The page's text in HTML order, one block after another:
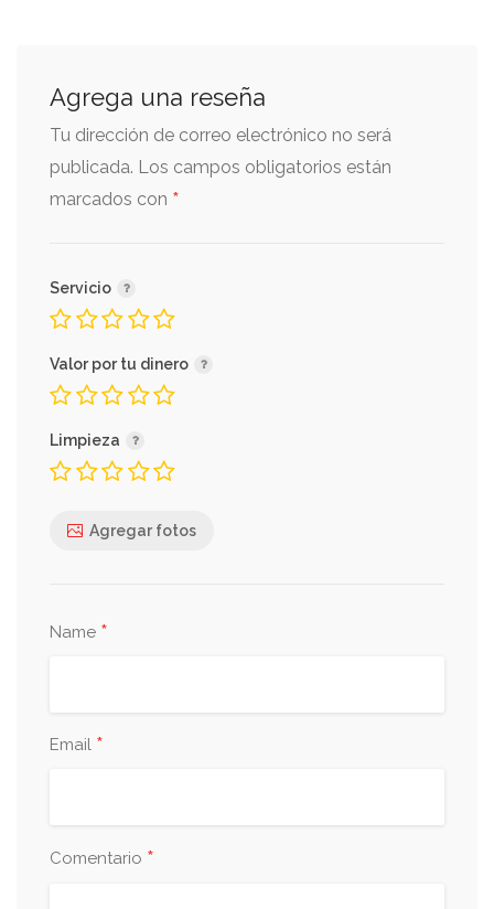
Agrega una reseña
Tu dirección de correo electrónico no será
publicada. Los campos obligatorios están
marcados con *
Servicio
Valor por tu dinero
Limpieza
Agregar fotos
Name *
Email *
Comentario *